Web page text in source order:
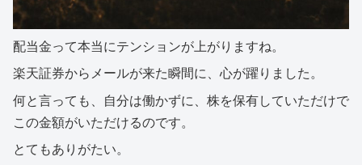
配当金って本当にテンションが上がりますね。
楽天証券からメールが来た瞬間に、心が躍りました。
何と言っても、自分は働かずに、株を保有していただけで
この金額がいただけるのです。
とてもありがたい。